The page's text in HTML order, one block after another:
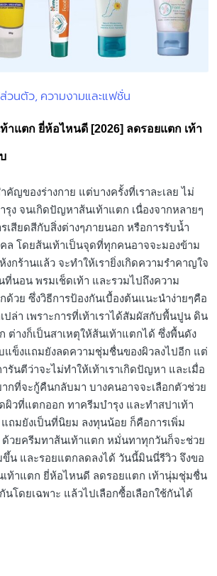
วนตัว ความงามและแฟชั่น
าแตก ยี่ห้อไหนดี [2026] ลดรอยแตก เท้า
คัญของร่างกาย แต่บางครั้งที่เราละเลย ไม่
รุง จนเกิดปัญหาส้นเท้าแตก เนื่องจากหลายๆ
เสียดสีกับสิ่งต่างๆภายนอก หรือการรับน้ำ
โดยส้นเท้าเป็นจุดที่ทุกคนอาจจะมองข้าม
กร้านแล้ว จะทำให้เรายิ่งเกิดความรำคาญใจ
ที่นอน พรมเช็ดเท้า และรวมไปถึงความ
กด้วย ซึ่งวิธีการป้องกันเบื้องต้นแนะนำง่ายๆคือ
ปล่า เพราะการที่เท้าเราได้สัมผัสกับพื้นปูน ดิน
ต่างก็เป็นสาเหตุให้ส้นเท้าแตกได้ ซึ่งพื้นดัง
แข็งแถมยังลดความชุ่มชื่นของผิวลงไปอีก แต่
รันตีว่าจะไม่ทำให้เท้าเราเกิดปัญหา และเมื่อ
กที่จะกู้คืนกลับมา บางคนอาจจะเลือกตัวช่วย
ผิวที่แตกออก ทาครีมบำรุง และทำสปาเท้า
ถมยังเป็นที่นิยม ลงทุนน้อย ก็คือการเพิ่ม
วยครีมทาส้นเท้าแตก หมั่นทาทุกวันก็จะช่วย
ขึ้น และรอยแตกลดลงได้ วันนี้มินนี่รีวิว จึงขอ
เท้าแตก ยี่ห้อไหนดี ลดรอยแตก เท้านุ่มชุ่มชื่น
นโดยเฉพาะ แล้วไปเลือกซื้อเลือกใช้กันได้